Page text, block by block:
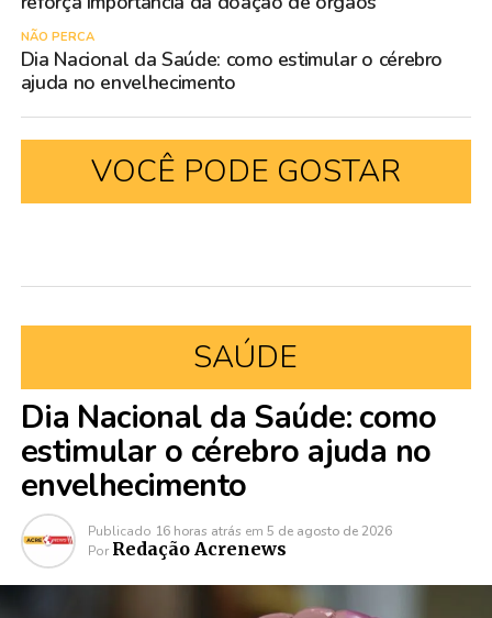
NÃO PERCA
Dia Nacional da Saúde: como estimular o cérebro
ajuda no envelhecimento
VOCÊ PODE GOSTAR
SAÚDE
Dia Nacional da Saúde: como
estimular o cérebro ajuda no
envelhecimento
Publicado 16 horas atrás em 5 de agosto de 2026
Por Redação Acrenews